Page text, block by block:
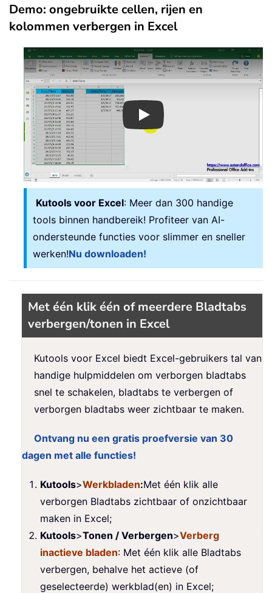
Demo: ongebruikte cellen, rijen en
kolommen verbergen in Excel
Play
Kutools voor Excel: Meer dan 300 handige
tools binnen handbereik! Profiteer van AI-
ondersteunde functies voor slimmer en sneller
werken!Nu downloaden!
Met één klik één of meerdere Bladtabs
verbergen/tonen in Excel
Kutools voor Excel biedt Excel-gebruikers tal van
handige hulpmiddelen om verborgen bladtabs
snel te schakelen, bladtabs te verbergen of
verborgen bladtabs weer zichtbaar te maken.
Ontvang nu een gratis proefversie van 30
dagen met alle functies!
Kutools>Werkbladen:Met één klik alle
verborgen Bladtabs zichtbaar of onzichtbaar
maken in Excel;
Kutools>Tonen / Verbergen>Verberg
inactieve bladen: Met één klik alle Bladtabs
verbergen, behalve het actieve (of
geselecteerde) werkblad(en) in Excel;